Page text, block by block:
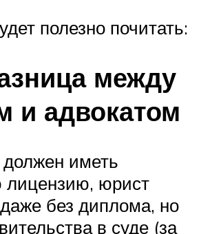
полезно почитать:
между
и адвокатом
иметь
лицензию, юрист
без диплома, но
в суде (за